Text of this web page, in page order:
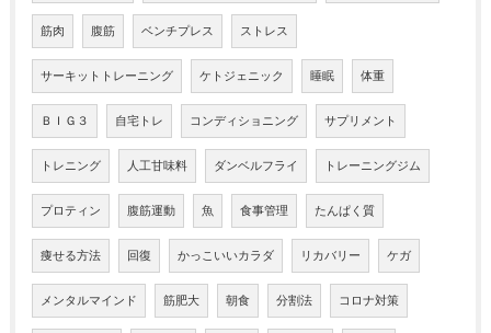
筋肉 腹筋 ベンチプレス ストレス
サーキットトレーニング ケトジェニック 睡眠 体重
ＢＩＧ３ 自宅トレ コンディショニング サプリメント
トレニング 人工甘味料 ダンベルフライ トレーニングジム
プロティン 腹筋運動 魚 食事管理 たんぱく質
痩せる方法 回復 かっこいいカラダ リカバリー ケガ
メンタルマインド 筋肥大 朝食 分割法 コロナ対策